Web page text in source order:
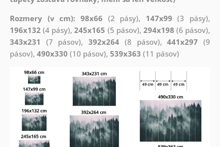
Rozmery (v cm): 98x66 (2 pásy), 147x99 (3 pásy),
196x132 (4 pásy),245x165 (5 pásov), 294x198 (6 pásov),
343x231
(7 pásov),392x264 (8 pásov),441x297 (9
pásov), 490x330 (10 pásov), 539x363 (11 pásov)